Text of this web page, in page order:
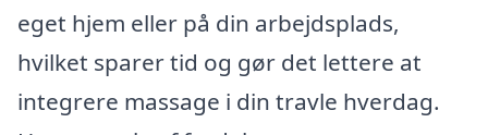
eget hjem eller på din arbejdsplads,
hvilket sparer tid og gør det lettere at
integrere massage i din travle hverdag.